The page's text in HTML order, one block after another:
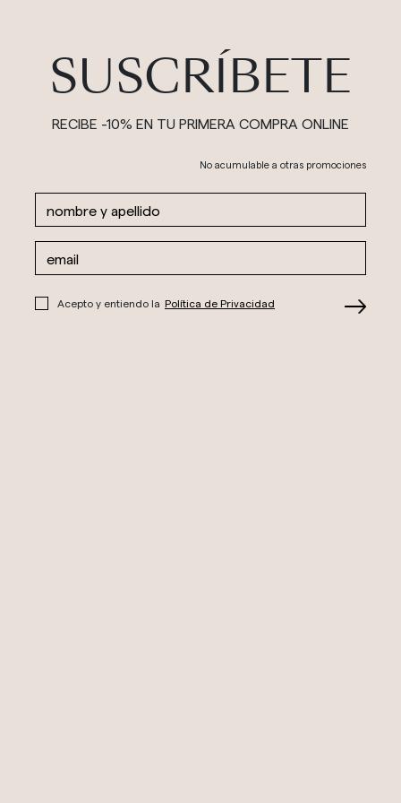
SUSCRÍBETE
RECIBE -10% EN TU PRIMERA COMPRA ONLINE
No acumulable a otras promociones
Acepto y entiendo la Política de Privacidad